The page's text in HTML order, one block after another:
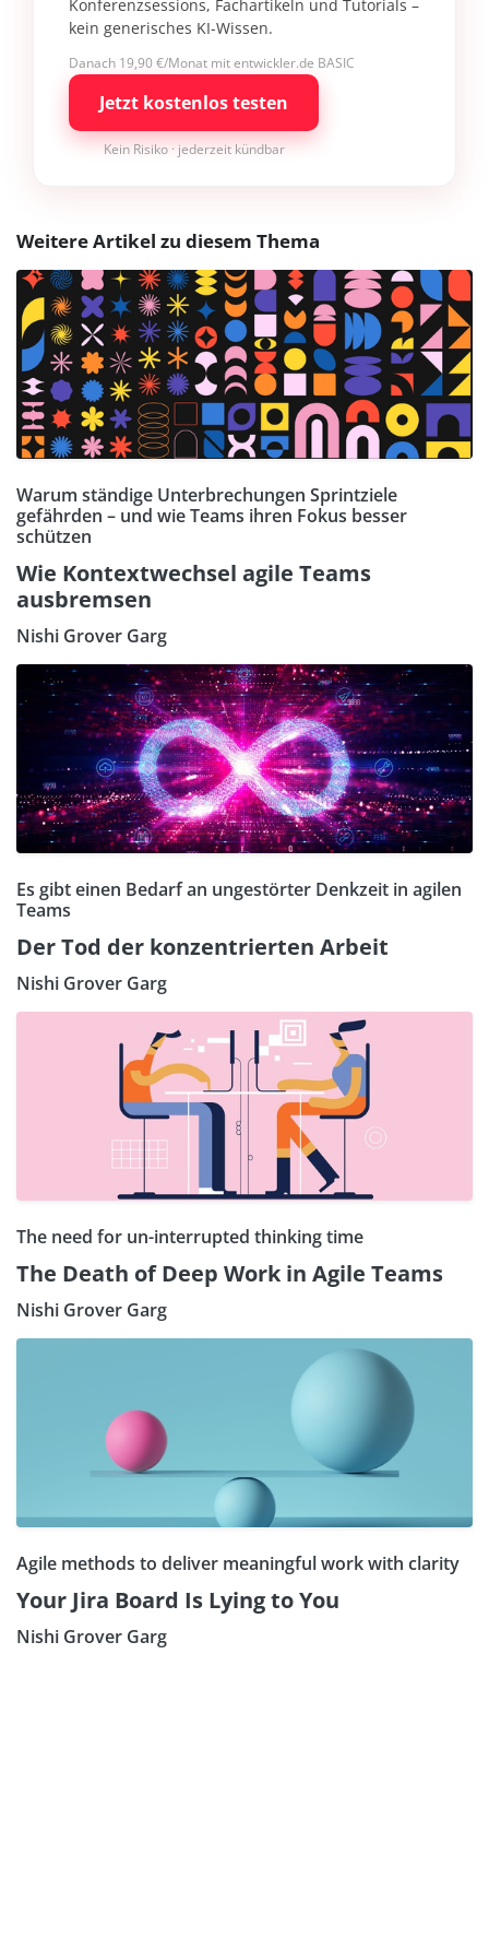
Konferenzsessions, Fachartikeln und Tutorials –
kein generisches KI-Wissen.
Danach 19,90 €/Monat mit entwickler.de BASIC
Jetzt kostenlos testen
Kein Risiko · jederzeit kündbar
Weitere Artikel zu diesem Thema
Warum ständige Unterbrechungen Sprintziele
gefährden – und wie Teams ihren Fokus besser
schützen
Wie Kontextwechsel agile Teams
ausbremsen
Nishi Grover Garg
Es gibt einen Bedarf an ungestörter Denkzeit in agilen
Teams
Der Tod der konzentrierten Arbeit
Nishi Grover Garg
The need for un-interrupted thinking time
The Death of Deep Work in Agile Teams
Nishi Grover Garg
Agile methods to deliver meaningful work with clarity
Your Jira Board Is Lying to You
Nishi Grover Garg